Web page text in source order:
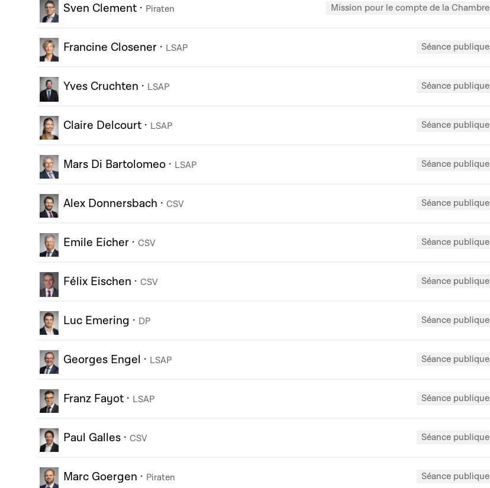
Sven Clement · Piraten Mission pour le compte de la Chambre
Francine Closener · LSAP Séance publique
Yves Cruchten · LSAP Séance publique
Claire Delcourt · LSAP Séance publique
Mars Di Bartolomeo · LSAP Séance publique
Alex Donnersbach · CSV Séance publique
Emile Eicher · CSV Séance publique
Félix Eischen · CSV Séance publique
Luc Emering · DP Séance publique
Georges Engel · LSAP Séance publique
Franz Fayot · LSAP Séance publique
Paul Galles · CSV Séance publique
Marc Goergen · Piraten Séance publique